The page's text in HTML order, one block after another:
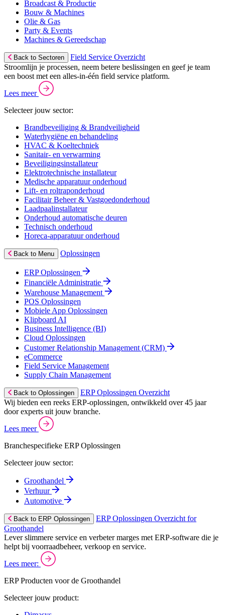
Broadcast & Productie
Bouw & Machines
Olie & Gas
Party & Events
Machines & Gereedschap
Back to Sectoren
Field Service Overzicht
Stroomlijn je processen, neem betere beslissingen en geef je team
een boost met een alles-in-één field service platform.
Lees meer
Selecteer jouw sector:
Brandbeveiliging & Brandveiligheid
Waterhygiëne en behandeling
HVAC & Koeltechniek
Sanitair- en verwarming
Beveiligingsinstallateur
Elektrotechnische installateur
Medische apparatuur onderhoud
Lift- en roltraponderhoud
Facilitair Beheer & Vastgoedonderhoud
Laadpaalinstallateur
Onderhoud automatische deuren
Technisch onderhoud
Horeca-apparatuur onderhoud
Back to Menu Oplossingen
ERP Oplossingen
Financiële Administratie
Warehouse Management
POS Oplossingen
Mobiele App Oplossingen
Klipboard AI
Business Intelligence (BI)
Cloud Oplossingen
Customer Relationship Management (CRM)
eCommerce
Field Service Management
Supply Chain Management
Back to Oplossingen
ERP Oplossingen Overzicht
Wij bieden een reeks ERP-oplossingen, ontwikkeld over 45 jaar
door experts uit jouw branche.
Lees meer
Branchespecifieke ERP Oplossingen
Selecteer jouw sector:
Groothandel
Verhuur
Automotive
Back to ERP Oplossingen
ERP Oplossingen Overzicht for
Groothandel
Lever slimmere service en verbeter marges met ERP-software die je
helpt bij voorraadbeheer, verkoop en service.
Lees meer:
ERP Producten voor de Groothandel
Selecteer jouw product: